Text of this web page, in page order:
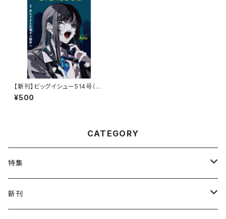
【新刊】ビッグイシュー514号（2
025-11-01発売）「あたりまえを
壊す人類学へ」表紙・スペシャル
¥500
CATEGORY
特集
ねこの本
新刊